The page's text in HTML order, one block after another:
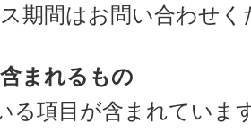
期間はお問い合わせく
まれるもの
る項目が含まれていま